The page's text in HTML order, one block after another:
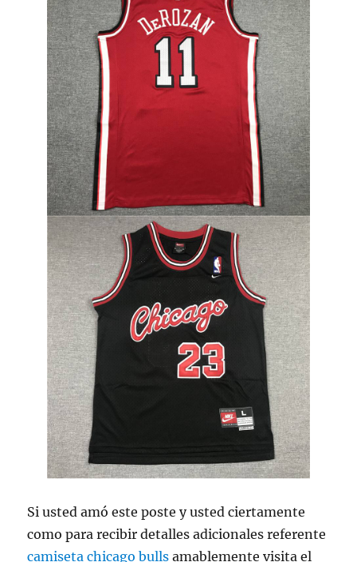
Si usted amó este poste y usted ciertamente
como para recibir detalles adicionales referente
camiseta chicago bulls amablemente visita el